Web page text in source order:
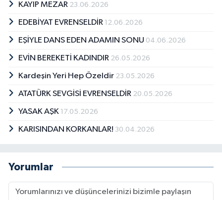
KAYIP MEZAR 23.06.2026
EDEBİYAT EVRENSELDİR 12.06.2026
EŞİYLE DANS EDEN ADAMIN SONU 04.06.2026
EVİN BEREKETİ KADINDIR 26.05.2026
Kardeşin Yeri Hep Özeldir 23.05.2026
ATATÜRK SEVGİSİ EVRENSELDİR 20.05.2026
YASAK AŞK 17.05.2026
KARISINDAN KORKANLAR! 30.04.2026
Yorumlar